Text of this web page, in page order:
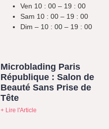
Ven 10 : 00 – 19 : 00
Sam 10 : 00 – 19 : 00
Dim – 10 : 00 – 19 : 00
Microblading Paris
République : Salon de
Beauté Sans Prise de
Tête
+ Lire l'Article